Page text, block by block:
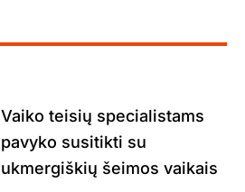
Vaiko teisių specialistams
pavyko susitikti su
ukmergiškių šeimos vaikais